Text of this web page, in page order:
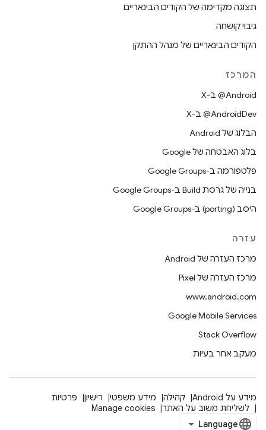
תצוגה מקדימה של הקודים הבינאריים
גיבוי קושחה
הקודים הבינאריים של מנהל ההתקן
המרכז
‫‎@Android ב-X
‫‎@AndroidDev ב-X
הבלוג של Android
בלוג האבטחה של Google
פלטפורמה ב-Google Groups
בנייה של גרסת Build ב-Google Groups
היסב (porting) ב-Google Groups
עזרה
מרכז העזרה של Android
מרכז העזרה של Pixel
www.android.com
Google Mobile Services
Stack Overflow
מעקב אחר בעיות
מידע על Android קהילה מידע משפטי רישיון
פרטיות
לשליחת משוב על האתר
Manage cookies